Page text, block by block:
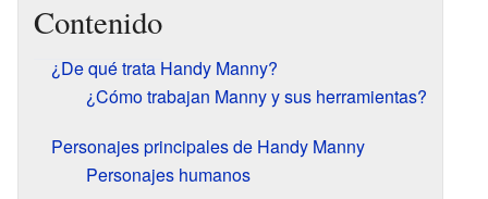
Contenido
¿De qué trata Handy Manny?
¿Cómo trabajan Manny y sus herramientas?
Personajes principales de Handy Manny
Personajes humanos